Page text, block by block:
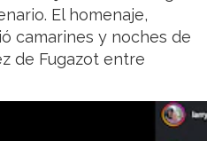
El homenaje,
camarines y noches de
de Fugazot entre